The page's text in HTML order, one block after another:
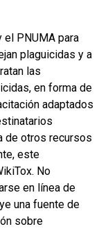
el PNUMA para
plaguicidas y a
las
en forma de
adaptados
de otros recursos
este
No
en línea de
una fuente de
sobre